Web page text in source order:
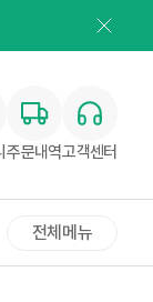
주문내역고객센터
전체메뉴